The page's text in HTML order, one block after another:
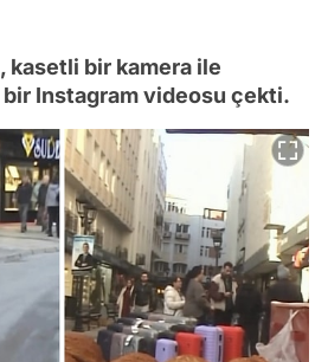
kasetli bir kamera ile
Instagram videosu çekti.